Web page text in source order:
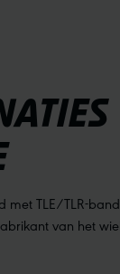
TLE/TLR-
van het